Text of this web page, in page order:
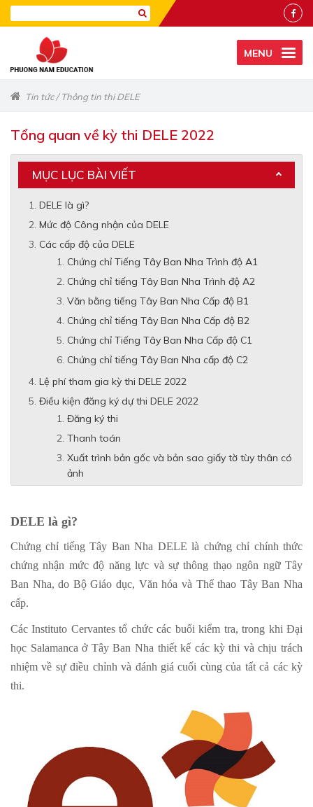
MENU
Tin tức/Thông tin thi DELE
Tổng quan về kỳ thi DELE 2022
MỤC LỤC BÀI VIẾT
DELE là gì?
Mức độ Công nhận của DELE
Các cấp độ của DELE
Chứng chỉ Tiếng Tây Ban Nha Trình độ A1
Chứng chỉ tiếng Tây Ban Nha Trình độ A2
Văn bằng tiếng Tây Ban Nha Cấp độ B1
Chứng chỉ tiếng Tây Ban Nha Cấp độ B2
Chứng chỉ Tiếng Tây Ban Nha Cấp độ C1
Chứng chỉ tiếng Tây Ban Nha cấp độ C2
Lệ phí tham gia kỳ thi DELE 2022
Điều kiện đăng ký dự thi DELE 2022
Đăng ký thi
Thanh toán
Xuất trình bản gốc và bản sao giấy tờ tùy thân có
ảnh
DELE là gì?
Chứng chỉ tiếng Tây Ban Nha DELE là chứng chỉ chính thức
chứng nhận mức độ năng lực và sự thông thạo ngôn ngữ Tây
Ban Nha, do Bộ Giáo dục, Văn hóa và Thể thao Tây Ban Nha
cấp.
Các Instituto Cervantes tổ chức các buổi kiểm tra, trong khi Đại
học Salamanca ở Tây Ban Nha thiết kế các kỳ thi và chịu trách
nhiệm về sự điều chỉnh và đánh giá cuối cùng của tất cả các kỳ
thi.